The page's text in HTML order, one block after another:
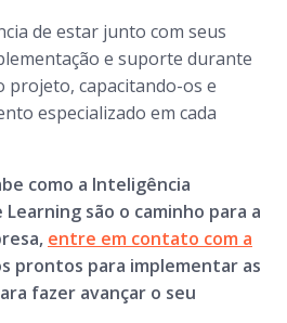
de estar junto com seus
e suporte durante
projeto, capacitando-os e
especializado em cada
como a Inteligência
são o caminho para a
entre em contato com a
prontos para implementar as
fazer avançar o seu